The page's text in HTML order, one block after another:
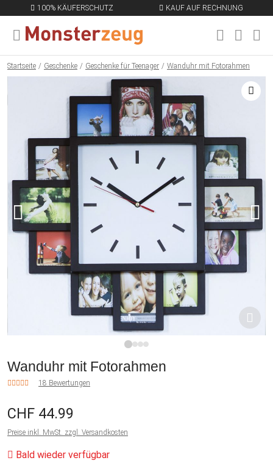
100% KÄUFERSCHUTZ KAUF AUF RECHNUNG
MENÜ SCHLIESSEN
Startseite Geschenke Geschenke für Teenager Wanduhr mit Fotorahmen
Wanduhr mit Fotorahmen
18 Bewertungen
CHF 44.99
Preise inkl. MwSt. zzgl. Versandkosten
Bald wieder verfügbar